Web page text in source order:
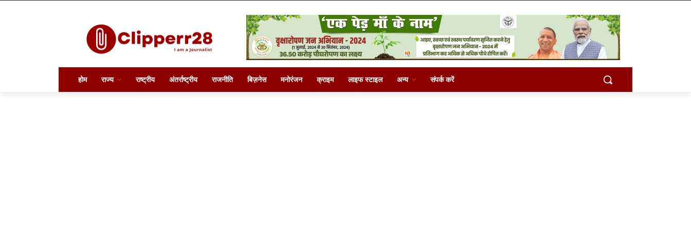
होम राज्य राष्ट्रीय अंतर्राष्ट्रीय राजनीति बिज़नेस मनोरंजन क्राइम लाइफ स्टाइल अन्य संपर्क करें